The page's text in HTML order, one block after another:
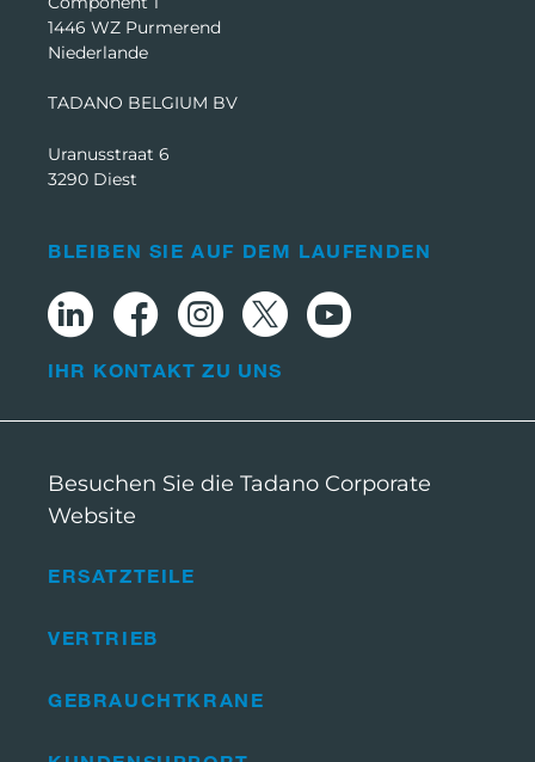
1446 WZ Purmerend
Niederlande
TADANO BELGIUM BV
Uranusstraat 6
3290 Diest
ERSATZTEILE
VERTRIEB
GEBRAUCHTKRANE
BLEIBEN SIE AUF DEM LAUFENDEN
IHR KONTAKT ZU UNS
Besuchen Sie die Tadano Corporate
Website